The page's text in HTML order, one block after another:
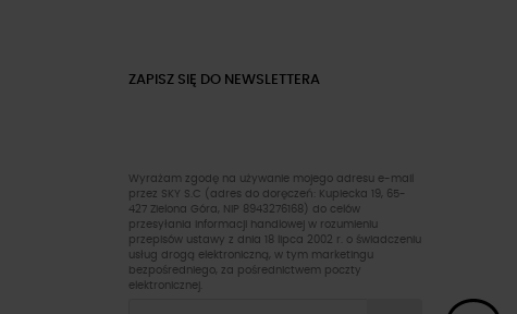
ZAPISZ SIĘ DO NEWSLETTERA
Wyrażam zgodę na używanie mojego adresu e-mail
przez SKY S.C (adres do doręczeń: Kupiecka 19, 65-
427 Zielona Góra, NIP 8943276168) do celów
przesyłania informacji handlowej w rozumieniu
przepisów ustawy z dnia 18 lipca 2002 r. o świadczeniu
usług drogą elektroniczną, w tym marketingu
bezpośredniego, za pośrednictwem poczty
elektronicznej.